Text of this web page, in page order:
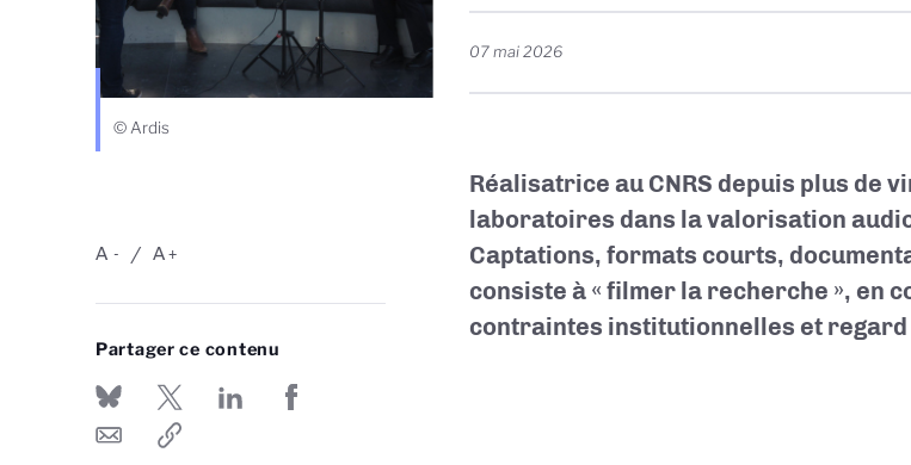
© Ardis
-
A +
A
Partager ce contenu
07 mai 2026
Réalisatrice au CNRS depuis plus de
laboratoires dans la valorisation
Captations, formats courts,
consiste à « filmer la recherche », en
contraintes institutionnelles et